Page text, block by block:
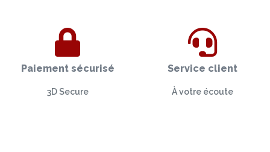
Paiement sécurisé
3D Secure
Service client
À votre écoute